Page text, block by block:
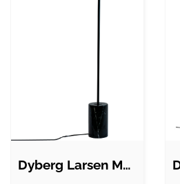
Dyberg Larsen Marble gulvlampe